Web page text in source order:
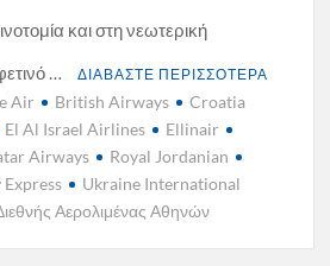
και στη νεωτερική
…
ΔΙΑΒΑΣΤΕ ΠΕΡΙΣΣΟΤΕΡΑ
Air British Airways
Croatia
El Al Israel Airlines
Ellinair
Airways
Royal Jordanian
Express
Ukraine International
Αερολιμένας Αθηνών